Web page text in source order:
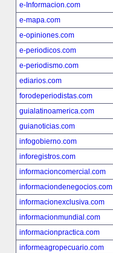
e-Informacion.com
e-mapa.com
e-opiniones.com
e-periodicos.com
e-periodismo.com
ediarios.com
forodeperiodistas.com
guialatinoamerica.com
guianoticias.com
infogobierno.com
inforegistros.com
informacioncomercial.com
informaciondenegocios.com
informacionexclusiva.com
informacionmundial.com
informacionpractica.com
informeagropecuario.com